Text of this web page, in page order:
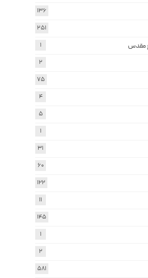
136
251
مقدس 1
2
75
4
5
1
31
60
122
11
145
1
2
581